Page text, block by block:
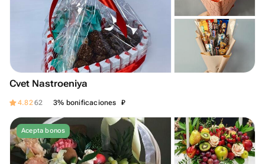
Cvet Nastroeniya
4.8262 3% bonificaciones ₽
Acepta bonos